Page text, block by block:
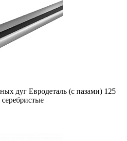
дуг Евродеталь (с пазами) 125